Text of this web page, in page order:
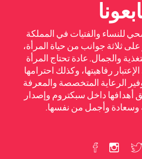
للنساء والفتيات في المملكة
على ثلاثة جوانب من حياة المرأة،
والجمال. عادة تحتاج المرأة
رفاهيتها، وكذلك احترامها
توفير الرعاية المتخصصة والمعرفة
أهدافها داخل سبكتروم وإصدار
وأجمل من نفسها.